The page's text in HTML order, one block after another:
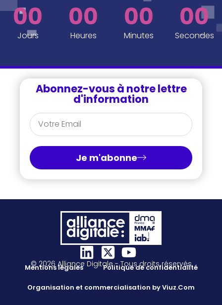
00
Jours
00
Heures
00
Minutes
00
Secondes
Abonnez-vous à notre lettre
d'information
Je m'abonne
© 2026 Alliance Digitale - Tous droits réservés
Mentions légales Politique de confidentialité
Organisation et commercialisation by Viuz.Com